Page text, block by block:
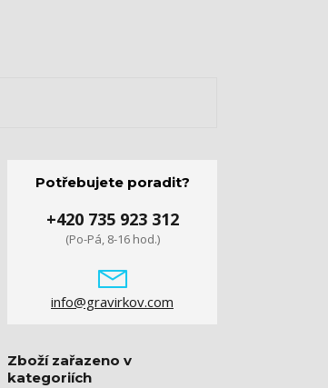
Potřebujete poradit?
+420 735 923 312
(Po-Pá, 8-16 hod.)
info@gravirkov.com
Zboží zařazeno v
kategoriích